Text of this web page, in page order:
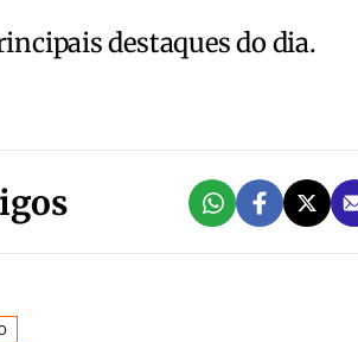
destaques do dia.